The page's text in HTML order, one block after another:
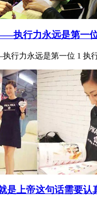
执行力永远是第一
行力永远是第一位 1 执
是上帝这句话需要认